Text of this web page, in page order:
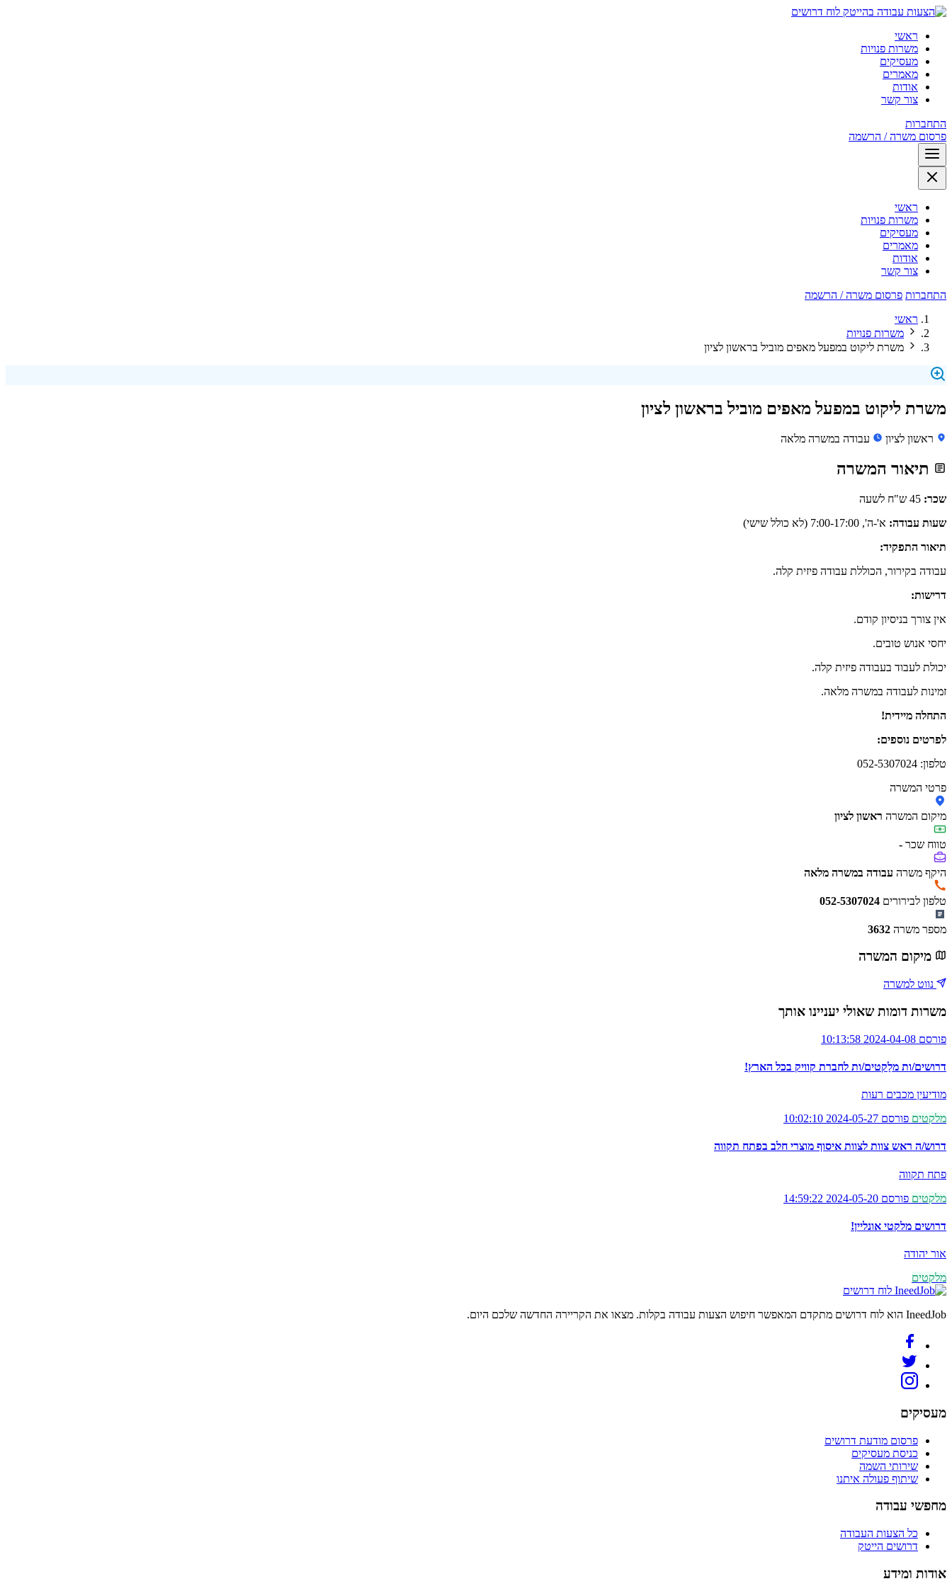
לוח דרושים
ראשי
משרות פנויות
מעסיקים
מאמרים
אודות
צור קשר
התחברות
פרסום משרה / הרשמה
ראשי
משרות פנויות
מעסיקים
מאמרים
אודות
צור קשר
התחברות פרסום משרה / הרשמה
ראשי
משרות פנויות
משרת ליקוט במפעל מאפים מוביל בראשון לציון
משרת ליקוט במפעל מאפים מוביל בראשון לציון
ראשון לציון עבודה במשרה מלאה
תיאור המשרה
שכר:
שעות עבודה: א'-ה', 7:00-17:00 (לא כולל שישי)
תיאור התפקיד:
עבודה בקירור, הכוללת עבודה פיזית קלה.
דרישות:
אין צורך בניסיון קודם.
יחסי אנוש טובים.
יכולת לעבוד בעבודה פיזית קלה.
זמינות לעבודה במשרה מלאה.
התחלה מיידית!
לפרטים נוספים:
טלפון: 052-5307024
פרטי המשרה
מיקום המשרה ראשון לציון
טווח שכר -
היקף משרה עבודה במשרה מלאה
טלפון לבירורים 052-5307024
מספר משרה 3632
מיקום המשרה
נווט למשרה
משרות דומות שאולי יעניינו אותך
פורסם 2024-04-08 10:13:58
דרושים/ות מלַקטים/ות לחברת קוויק בכל הארץ!
מודיעין מכבים רעות
מלקטים פורסם 2024-05-27 10:02:10
דרוש/ה ראש צוות לצוות איסוף מוצרי חלב בפתח תקווה
פתח תקווה
מלקטים פורסם 2024-05-20 14:59:22
דרושים מלקטי אונליין!
אור יהודה
מלקטים
לוח דרושים
IneedJob הוא לוח דרושים מתקדם המאפשר חיפוש הצעות עבודה בקלות. מצאו את הקריירה החדשה שלכם היום.
מעסיקים
פרסום מודעת דרושים
כניסת מעסיקים
שירותי השמה
שיתוף פעולה איתנו
מחפשי עבודה
כל הצעות העבודה
דרושים הייטק
אודות ומידע